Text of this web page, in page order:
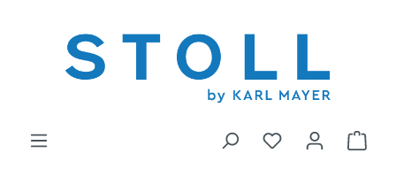
У вас есть В